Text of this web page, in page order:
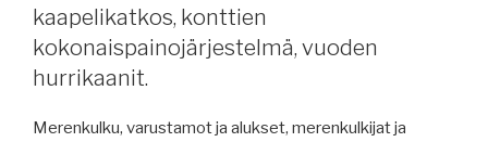
vesiväylien
merkitys,
säännöllistä
talviliikennettä
kaapelikatkos, konttien
kokonaispainojärjestelmä, vuoden
hurrikaanit.
Merenkulku, varustamot ja alukset, merenkulkijat ja